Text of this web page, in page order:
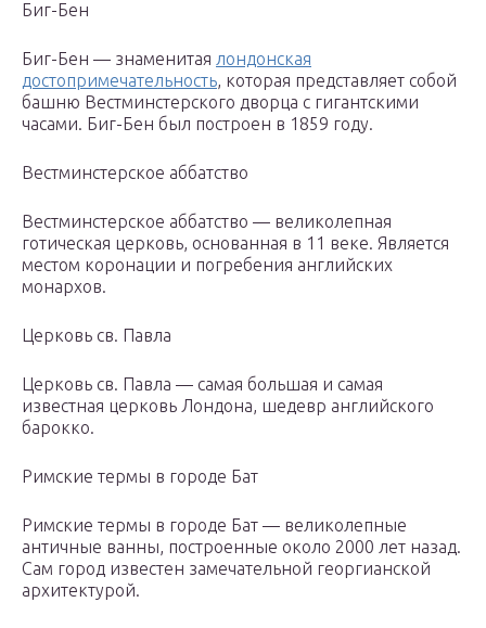
Биг-Бен
Биг-Бен — знаменитая лондонская
достопримечательность, которая представляет собой
башню Вестминстерского дворца с гигантскими
часами. Биг-Бен был построен в 1859 году.
Вестминстерское аббатство
Вестминстерское аббатство — великолепная
готическая церковь, основанная в 11 веке. Является
местом коронации и погребения английских
монархов.
Церковь св. Павла
Церковь св. Павла — самая большая и самая
известная церковь Лондона, шедевр английского
барокко.
Римские термы в городе Бат
Римские термы в городе Бат — великолепные
античные ванны, построенные около 2000 лет назад.
Сам город известен замечательной георгианской
архитектурой.